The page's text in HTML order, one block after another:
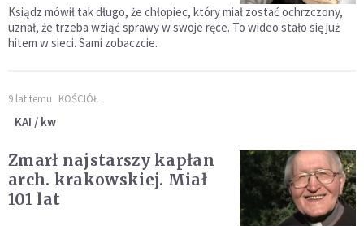
Ksiądz mówił tak długo, że chłopiec, który miał zostać ochrzczony,
uznał, że trzeba wziąć sprawy w swoje ręce. To wideo stało się już
hitem w sieci. Sami zobaczcie.
9 lat temu KOŚCIÓŁ
KAI / kw
Zmarł najstarszy kapłan
arch. krakowskiej. Miał
101 lat